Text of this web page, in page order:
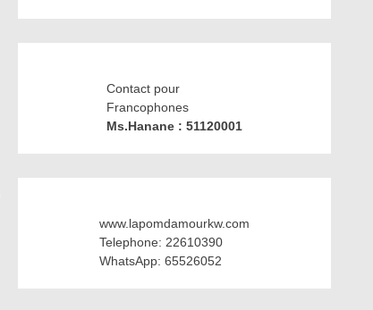
Contact pour
Francophones
Ms.Hanane : 51120001
www.lapomdamourkw.com
Telephone: 22610390
WhatsApp: 65526052